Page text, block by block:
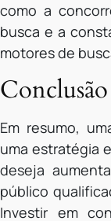
como a
busca e a
motores de
Conclusão
Em resumo,
uma estratégia
deseja
público
Investir em